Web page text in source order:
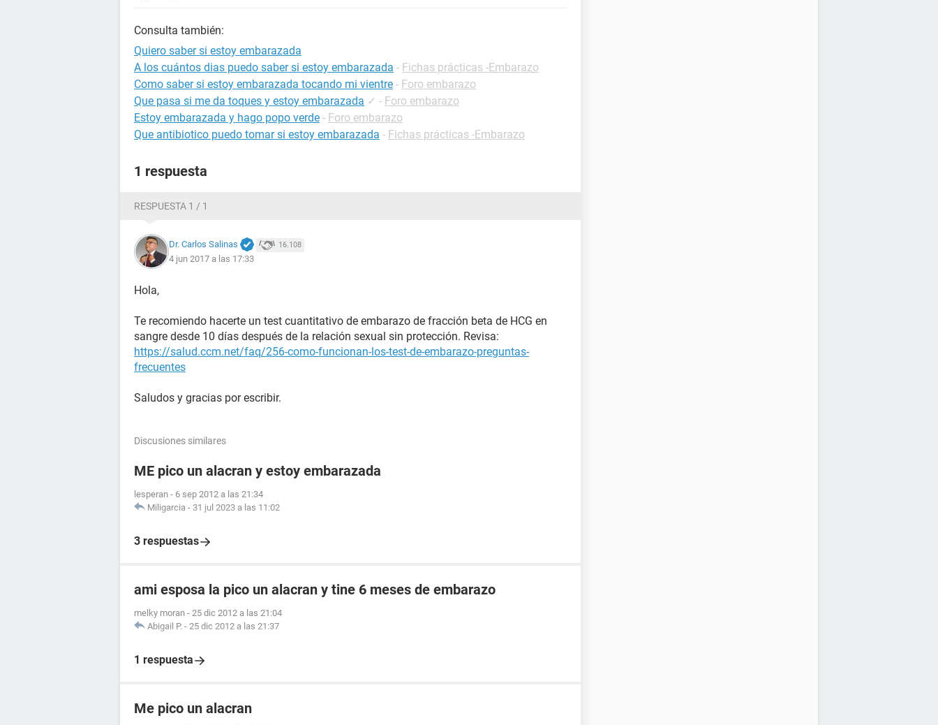
Consulta también:
Quiero saber si estoy embarazada
A los cuántos dias puedo saber si estoy embarazada - Fichas prácticas -Embarazo
Como saber si estoy embarazada tocando mi vientre - Foro embarazo
Que pasa si me da toques y estoy embarazada ✓ - Foro embarazo
Estoy embarazada y hago popo verde - Foro embarazo
Que antibiotico puedo tomar si estoy embarazada - Fichas prácticas -Embarazo
1 respuesta
RESPUESTA 1 / 1
Dr. Carlos Salinas 16.108
4 jun 2017 a las 17:33
Hola,
Te recomiendo hacerte un test cuantitativo de embarazo de fracción beta de HCG en
sangre desde 10 días después de la relación sexual sin protección. Revisa:
https://salud.ccm.net/faq/256-como-funcionan-los-test-de-embarazo-preguntas-
frecuentes
Saludos y gracias por escribir.
Discusiones similares
ME pico un alacran y estoy embarazada
lesperan - 6 sep 2012 a las 21:34
Miligarcia - 31 jul 2023 a las 11:02
3 respuestas
ami esposa la pico un alacran y tine 6 meses de embarazo
melky moran - 25 dic 2012 a las 21:04
Abigail P. - 25 dic 2012 a las 21:37
1 respuesta
Me pico un alacran